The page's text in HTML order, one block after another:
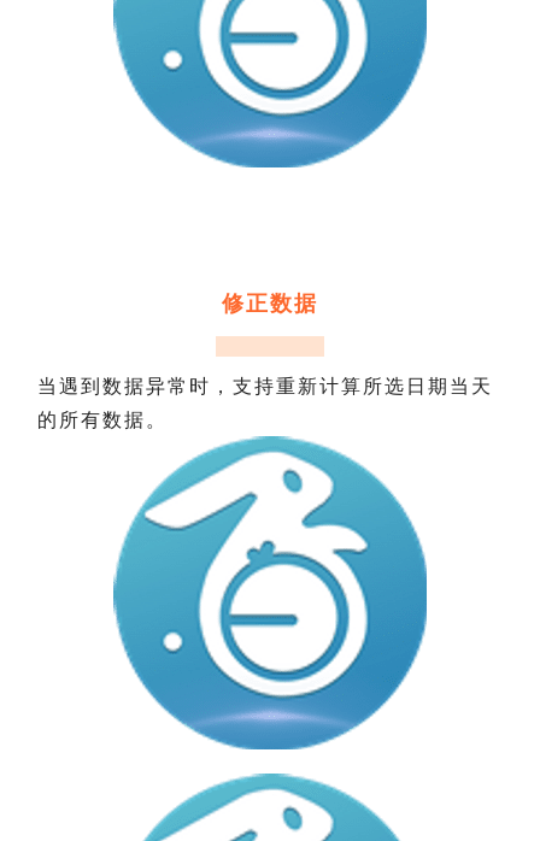
修正数据
当遇到数据异常时，支持重新计算所选日期当天
的所有数据。